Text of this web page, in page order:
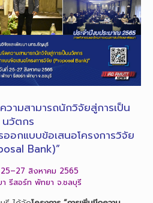
วามสามารถนักวิจัยสู่การเป็น
นวัตกร
อกแบบข้อเสนอโครงการวิจัย
Bank)”
25–27 สิงหาคม 2565
รีสอร์ท พัทยา จ.ชลบุรี